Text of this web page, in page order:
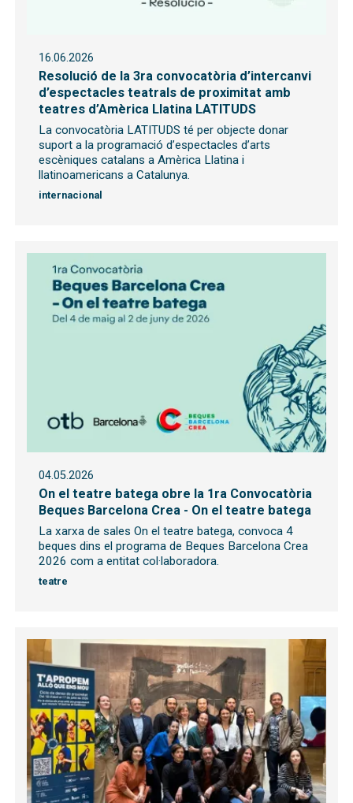
16.06.2026
Resolució de la 3ra convocatòria d’intercanvi
d’espectacles teatrals de proximitat amb
teatres d’Amèrica Llatina LATITUDS
La convocatòria LATITUDS té per objecte donar
suport a la programació d’espectacles d’arts
escèniques catalans a Amèrica Llatina i
llatinoamericans a Catalunya.
internacional
04.05.2026
On el teatre batega obre la 1ra Convocatòria
Beques Barcelona Crea - On el teatre batega
La xarxa de sales On el teatre batega, convoca 4
beques dins el programa de Beques Barcelona Crea
2026 com a entitat col·laboradora.
teatre